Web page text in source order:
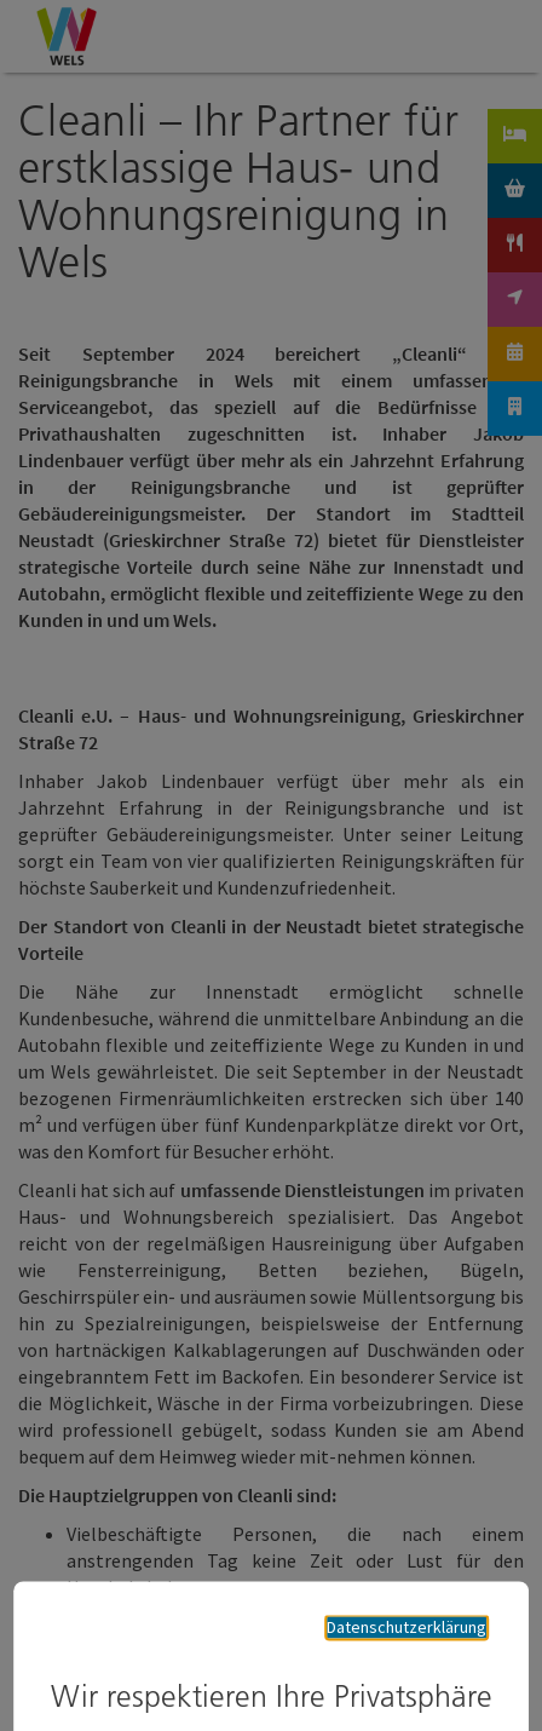
Zum Inhalt
Zur Navigation
Zum Seitenanfang
Cleanli – Ihr Partner für
erstklassige Haus- und
Wohnungsreinigung in
Wels
Seit September 2024 bereichert „Cleanli“ die
Reinigungsbranche in Wels mit einem umfassenden
Serviceangebot, das speziell auf die Bedürfnisse von
Privathaushalten zugeschnitten ist. Inhaber Jakob
Lindenbauer verfügt über mehr als ein Jahrzehnt Erfahrung
in der Reinigungsbranche und ist geprüfter
Gebäudereinigungsmeister. Der Standort im Stadtteil
Neustadt (Grieskirchner Straße 72) bietet für Dienstleister
strategische Vorteile durch seine Nähe zur Innenstadt und
Autobahn, ermöglicht flexible und zeiteffiziente Wege zu den
Kunden in und um Wels.
Cleanli e.U. – Haus- und Wohnungsreinigung, Grieskirchner
Straße 72
Inhaber Jakob Lindenbauer verfügt über mehr als ein
Jahrzehnt Erfahrung in der Reinigungsbranche und ist
geprüfter Gebäudereinigungsmeister. Unter seiner Leitung
sorgt ein Team von vier qualifizierten Reinigungskräften für
höchste Sauberkeit und Kundenzufriedenheit.
Der Standort von Cleanli in der Neustadt bietet strategische
Vorteile
Die Nähe zur Innenstadt ermöglicht schnelle
Kundenbesuche, während die unmittelbare Anbindung an die
Autobahn flexible und zeiteffiziente Wege zu Kunden in und
um Wels gewährleistet. Die seit September in der Neustadt
bezogenen Firmenräumlichkeiten erstrecken sich über 140
m² und verfügen über fünf Kundenparkplätze direkt vor Ort,
was den Komfort für Besucher erhöht.
Cleanli hat sich auf umfassende Dienstleistungen im privaten
Haus- und Wohnungsbereich spezialisiert. Das Angebot
reicht von der regelmäßigen Hausreinigung über Aufgaben
wie Fensterreinigung, Betten beziehen, Bügeln,
Geschirrspüler ein- und ausräumen sowie Müllentsorgung bis
hin zu Spezialreinigungen, beispielsweise der Entfernung
von hartnäckigen Kalkablagerungen auf Duschwänden oder
eingebranntem Fett im Backofen. Ein besonderer Service ist
die Möglichkeit, Wäsche in der Firma vorbeizubringen. Diese
wird professionell gebügelt, sodass Kunden sie am Abend
bequem auf dem Heimweg wieder mit-nehmen können.
Die Hauptzielgruppen von Cleanli sind:
Vielbeschäftigte Personen, die nach einem
anstrengenden Tag keine Zeit oder Lust für den
Haushalt haben.
Ältere Menschen, die Unterstützung benötigen, um ein
Berufstätige Paare mit Kindern, die ihre Freizeit lieber
mit der Familie verbringen möchten, statt mit lästigen
Datenschutzerklärung
Wir respektieren Ihre Privatsphäre